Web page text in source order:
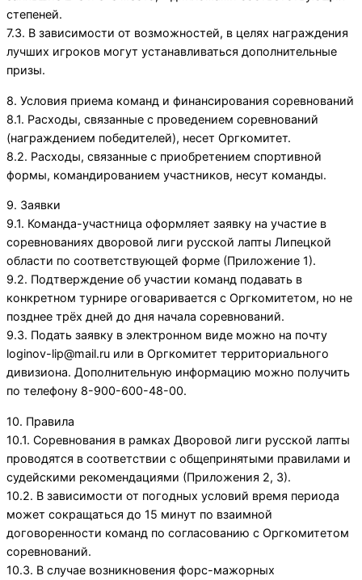
степеней.
7.3. В зависимости от возможностей, в целях награждения
лучших игроков могут устанавливаться дополнительные
призы.
8. Условия приема команд и финансирования соревнований
8.1. Расходы, связанные с проведением соревнований
(награждением победителей), несет Оргкомитет.
8.2. Расходы, связанные с приобретением спортивной
формы, командированием участников, несут команды.
9. Заявки
9.1. Команда-участница оформляет заявку на участие в
соревнованиях дворовой лиги русской лапты Липецкой
области по соответствующей форме (Приложение 1).
9.2. Подтверждение об участии команд подавать в
конкретном турнире оговаривается с Оргкомитетом, но не
позднее трёх дней до дня начала соревнований.
9.3. Подать заявку в электронном виде можно на почту
loginov-lip@mail.ru или в Оргкомитет территориального
дивизиона. Дополнительную информацию можно получить
по телефону 8-900-600-48-00.
10. Правила
10.1. Соревнования в рамках Дворовой лиги русской лапты
проводятся в соответствии с общепринятыми правилами и
судейскими рекомендациями (Приложения 2, 3).
10.2. В зависимости от погодных условий время периода
может сокращаться до 15 минут по взаимной
договоренности команд по согласованию с Оргкомитетом
соревнований.
10.3. В случае возникновения форс-мажорных